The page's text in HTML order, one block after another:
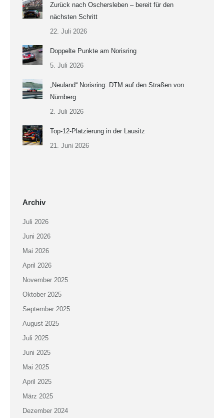
Zurück nach Oschersleben – bereit für den
nächsten Schritt
22. Juli 2026
Doppelte Punkte am Norisring
5. Juli 2026
„Neuland“ Norisring: DTM auf den Straßen von
Nürnberg
2. Juli 2026
Top-12-Platzierung in der Lausitz
21. Juni 2026
Archiv
Juli 2026
Juni 2026
Mai 2026
April 2026
November 2025
Oktober 2025
September 2025
August 2025
Juli 2025
Juni 2025
Mai 2025
April 2025
März 2025
Dezember 2024